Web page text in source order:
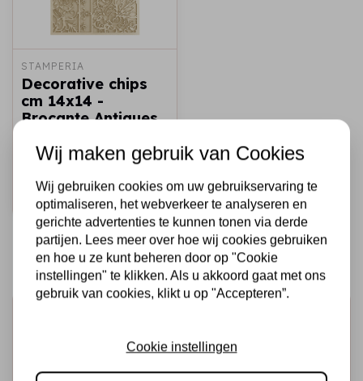
STAMPERIA
Decorative chips
cm 14x14 -
Brocante Antiques
€2,50 €1,50 Op voorraad
Snel toevoegen
Ontvang als eerste onze actie en nieuwe producten
Wij maken gebruik van Cookies
Wij gebruiken cookies om uw gebruikservaring te
optimaliseren, het webverkeer te analyseren en
gerichte advertenties te kunnen tonen via derde
partijen. Lees meer over hoe wij cookies gebruiken
en hoe u ze kunt beheren door op "Cookie
instellingen" te klikken. Als u akkoord gaat met ons
gebruik van cookies, klikt u op "Accepteren”.
Cookie instellingen